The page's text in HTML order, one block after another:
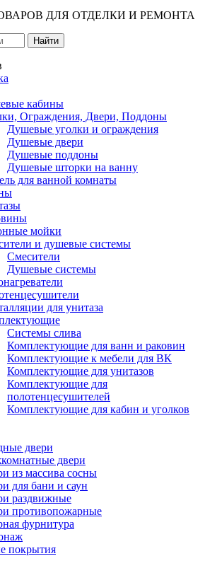
ДЛЯ ОТДЕЛКИ И РЕМОНТА
кабины
Ограждения, Двери, Поддоны
Душевые уголки и ограждения
Душевые двери
Душевые поддоны
Душевые шторки на ванну
для ванной комнаты
мойки
и душевые системы
Смесители
Душевые системы
для унитаза
Системы слива
Комплектующие для ванн и раковин
Комплектующие к мебели для ВК
Комплектующие для унитазов
Комплектующие для
полотенцесушителей
Комплектующие для кабин и уголков
двери
двери
из массива сосны
для бани и саун
раздвижные
противопожарные
фурнитура
покрытия